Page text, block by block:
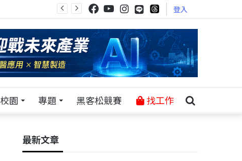
登入
校園 專題 黑客松競賽 找工作
最新文章